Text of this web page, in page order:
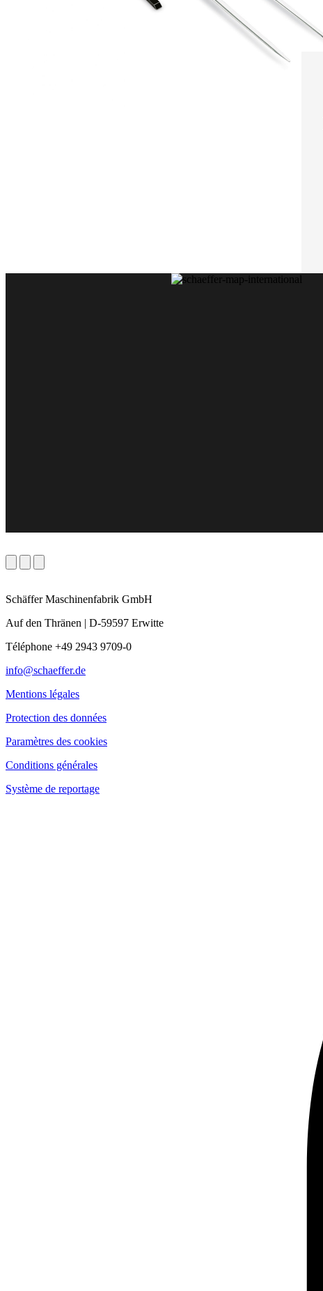
Schäffer Maschinenfabrik GmbH
Auf den Thränen | D-59597 Erwitte
Téléphone +49 2943 9709-0
info@schaeffer.de
Mentions légales
Protection des données
Paramètres des cookies
Conditions générales
Système de reportage